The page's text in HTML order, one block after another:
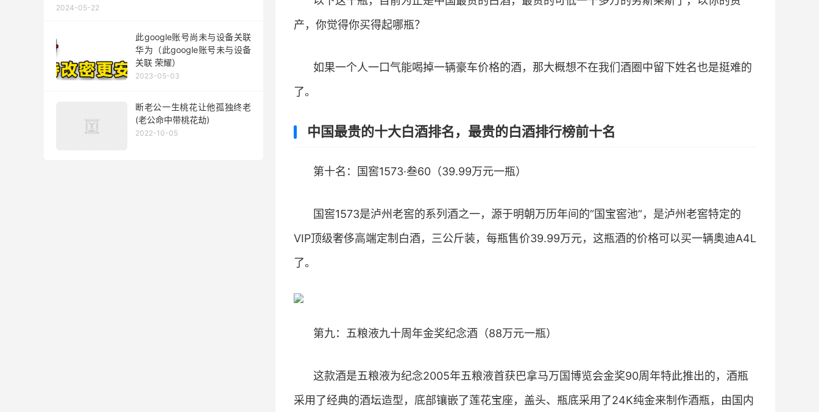
产，你觉得你买得起哪瓶？
如果一个人一口气能喝掉一辆豪车价格的酒，那大概想不在我们酒圈中留下姓名也是挺难的
了。
中国最贵的十大白酒排名，最贵的白酒排行榜前十名
第十名：国窖1573·叁60（39.99万元一瓶）
国窖1573是泸州老窖的系列酒之一，源于明朝万历年间的“国宝窖池”，是泸州老窖特定的
VIP顶级奢侈高端定制白酒，三公斤装，每瓶售价39.99万元，这瓶酒的价格可以买一辆奥迪A4L
了。
第九：五粮液九十周年金奖纪念酒（88万元一瓶）
这款酒是五粮液为纪念2005年五粮液首获巴拿马万国博览会金奖90周年特此推出的，酒瓶
采用了经典的酒坛造型，底部镶嵌了莲花宝座，盖头、瓶底采用了24K纯金来制作酒瓶，由国内
2024-05-22
此google账号尚未与设备关联
华为（此google账号未与设备
关联 荣耀）
2023-05-03
断老公一生桃花让他孤独终老
(老公命中带桃花劫)
2022-10-05